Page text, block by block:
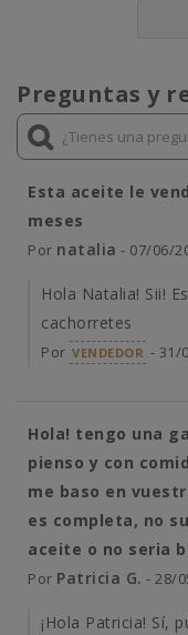
Preguntas y
Esta aceite le
meses
Por natalia - 07/06/
Hola Natalia! Sii!
cachorretes
Por VENDEDOR - 31/
Hola! tengo una
pienso y con
me baso en
es completa, no
aceite o no seria
Por Patricia G. - 28/
¡Hola Patricia! Sí,